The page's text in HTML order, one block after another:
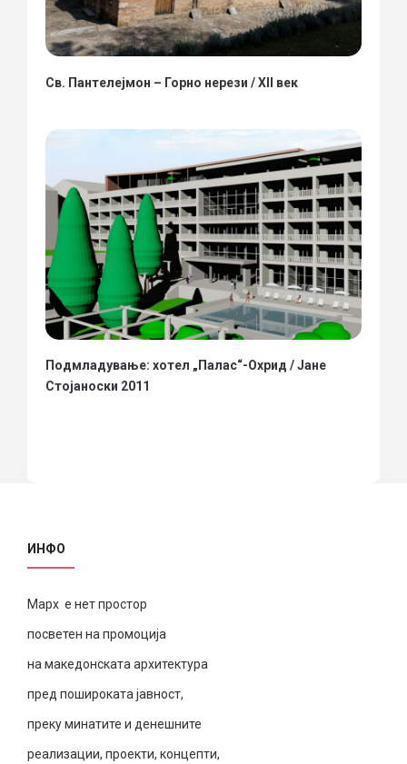
Св. Пантелејмон – Горно нерези / XII век
Подмладување: хотел „Палас“-Охрид / Јане
Стојаноски 2011
ИНФО
Марх е нет простор
посветен на промоција
на македонската архитектура
пред пошироката јавност,
преку минатите и денешните
реализации, проекти, концепти,